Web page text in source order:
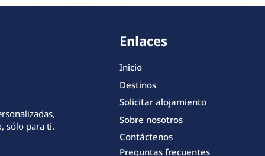
sólo para ti.
Enlaces
Inicio
Destinos
Solicitar alojamiento
Sobre nosotros
Contáctenos
Preguntas frecuentes